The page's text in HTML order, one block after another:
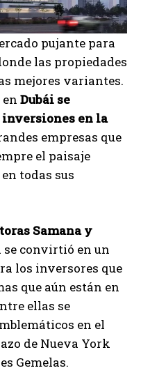
pujante para
las propiedades
mejores variantes.
Dubái se
en la
empresas que
el paisaje
todas sus
Samana y
se convirtió en un
los inversores que
que aún están en
ellas se
en el
de Nueva York
Gemelas.